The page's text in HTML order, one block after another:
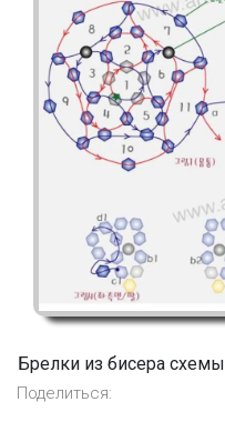
Брелки из бисера схемы
Поделиться: